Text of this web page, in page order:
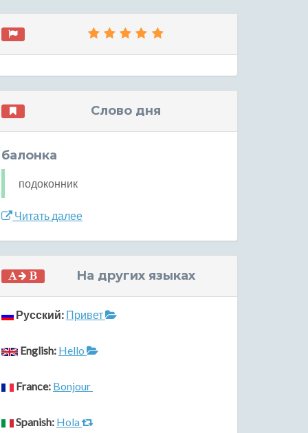
Слово дня
балонка
подоконник
Читать далее
На других языках
Русский: Привет
English: Hello
France: Bonjour
Spanish: Hola